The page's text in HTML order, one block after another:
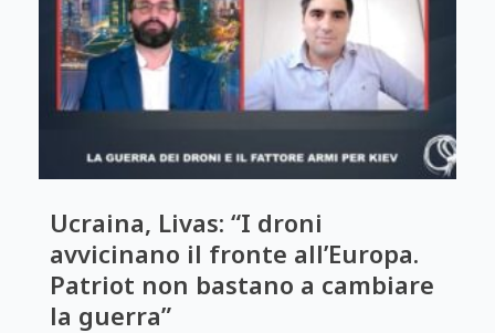
Ucraina, Livas: “I droni
avvicinano il fronte all’Europa.
Patriot non bastano a cambiare
la guerra”